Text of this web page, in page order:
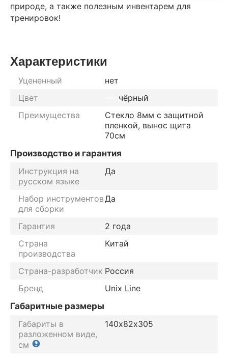
природе, а также полезным инвентарем для
тренировок!
Характеристики
Уцененный
нет
Цвет
чёрный
Преимущества
Стекло 8мм с защитной
пленкой, вынос щита
70см
Производство и гарантия
Инструкция на
русском языке
Да
Набор инструментов
для сборки
Да
Гарантия
2 года
Страна
производства
Китай
Страна-разработчик Россия
Бренд
Unix Line
Габаритные размеры
Габариты в
разложенном виде,
см
140х82х305